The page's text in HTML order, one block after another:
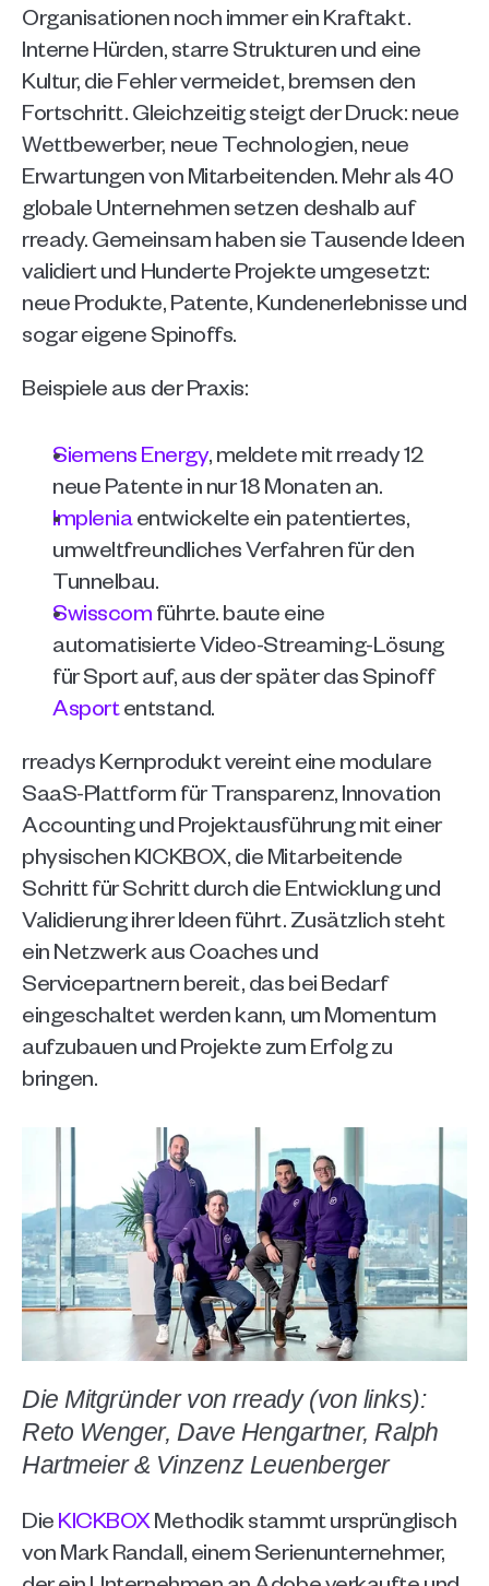
Organisationen noch immer ein Kraftakt.
Interne Hürden, starre Strukturen und eine
Kultur, die Fehler vermeidet, bremsen den
Fortschritt. Gleichzeitig steigt der Druck: neue
Wettbewerber, neue Technologien, neue
Erwartungen von Mitarbeitenden. Mehr als 40
globale Unternehmen setzen deshalb auf
rready. Gemeinsam haben sie Tausende Ideen
validiert und Hunderte Projekte umgesetzt:
neue Produkte, Patente, Kundenerlebnisse und
sogar eigene Spinoffs.
Beispiele aus der Praxis:
Siemens Energy, meldete mit rready 12
neue Patente in nur 18 Monaten an.
Implenia entwickelte ein patentiertes,
umweltfreundliches Verfahren für den
Tunnelbau.
Swisscom führte. baute eine
automatisierte Video-Streaming-Lösung
für Sport auf, aus der später das Spinoff
Asport entstand.
rreadys Kernprodukt vereint eine modulare
SaaS-Plattform für Transparenz, Innovation
Accounting und Projektausführung mit einer
physischen KICKBOX, die Mitarbeitende
Schritt für Schritt durch die Entwicklung und
Validierung ihrer Ideen führt. Zusätzlich steht
ein Netzwerk aus Coaches und
Servicepartnern bereit, das bei Bedarf
eingeschaltet werden kann, um Momentum
aufzubauen und Projekte zum Erfolg zu
bringen.
Die Mitgründer von rready (von links):
Reto Wenger, Dave Hengartner, Ralph
Hartmeier & Vinzenz Leuenberger
Die KICKBOX Methodik stammt ursprünglisch
von Mark Randall, einem Serienunternehmer,